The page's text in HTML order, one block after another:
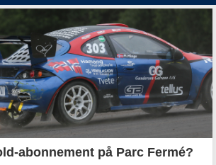
abonnement på Parc Fermé?